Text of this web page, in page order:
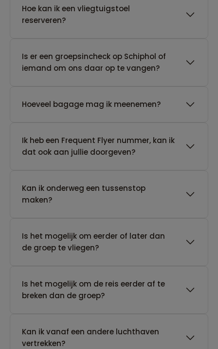
Hoe kan ik een vliegtuigstoel
reserveren?
Is er een groepsincheck op Schiphol of
iemand om ons daar op te vangen?
Hoeveel bagage mag ik meenemen?
Ik heb een Frequent Flyer nummer, kan ik
dat ook aan jullie doorgeven?
Kan ik onderweg een tussenstop
maken?
Is het mogelijk om eerder of later dan
de groep te vliegen?
Is het mogelijk om de reis eerder af te
breken dan de groep?
Kan ik vanaf een andere luchthaven
vertrekken?